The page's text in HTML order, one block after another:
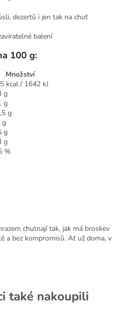
dezertů i jen tak na chuť
balení
100 g:
Množství
kcal / 1642 kJ
g
g
g
g
g
g
%
chutnají tak, jak má broskev
a bez kompromisů. Ať už doma, v
také nakoupili